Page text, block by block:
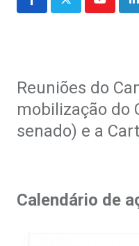
Youtube
Reuniões do
mobilização do
senado) e a
Calendário de